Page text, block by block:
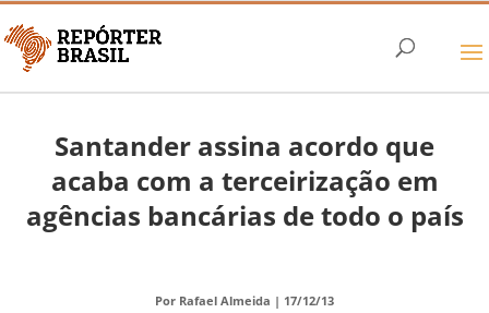
Santander assina acordo que
acaba com a terceirização em
agências bancárias de todo o país
Por Rafael Almeida | 17/12/13